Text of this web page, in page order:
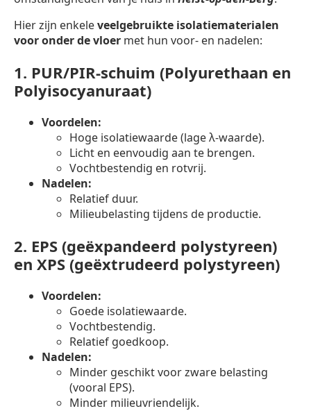
Hier zijn enkeleveelgebruikte isolatiematerialen
voor onder de vloer met hun voor- en nadelen:
1. PUR/PIR-schuim (Polyurethaan en
Polyisocyanuraat)
Voordelen:
Hoge isolatiewaarde (lage λ-waarde).
Licht en eenvoudig aan te brengen.
Vochtbestendig en rotvrij.
Nadelen:
Relatief duur.
Milieubelasting tijdens de productie.
2. EPS (geëxpandeerd polystyreen)
en XPS (geëxtrudeerd polystyreen)
Voordelen:
Goede isolatiewaarde.
Vochtbestendig.
Relatief goedkoop.
Nadelen:
Minder geschikt voor zware belasting
(vooral EPS).
Minder milieuvriendelijk.